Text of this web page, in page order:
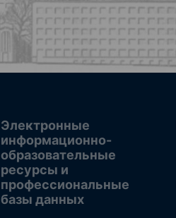
Электронные
информационно-
образовательные
ресурсы и
профессиональные
базы данных